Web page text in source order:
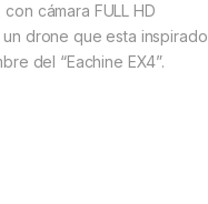
cámara FULL HD
drone que esta inspirado
del “Eachine EX4”.